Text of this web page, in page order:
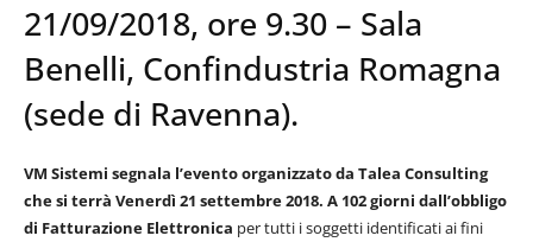
21/09/2018, ore 9.30 – Sala
Benelli, Confindustria Romagna
(sede di Ravenna).
VM Sistemi segnala l’evento organizzato da Talea Consulting
che si terrà Venerdì 21 settembre 2018. A 102 giorni dall’obbligo
di Fatturazione Elettronica per tutti i soggetti identificati ai fini